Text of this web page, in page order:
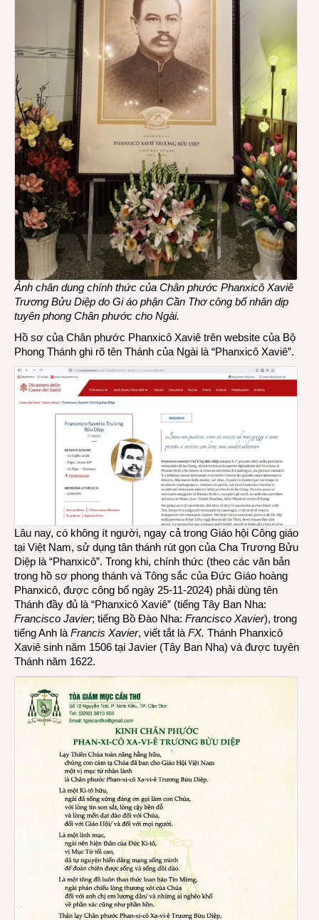
Ảnh chân dung chính thức của Chân phước Phanxicô Xaviê
Trương Bửu Diệp do Gi áo phận Cần Thơ công bố nhân dịp
tuyên phong Chân phước cho Ngài.
Hồ sơ của Chân phước Phanxicô Xaviê trên website của Bộ
Phong Thánh ghi rõ tên Thánh của Ngài là “Phanxicô Xaviê”.
Lâu nay, có không ít người, ngay cả trong Giáo hội Công giáo
tại Việt Nam, sử dụng tân thánh rút gọn của Cha Trương Bửu
Diệp là “Phanxicô”. Trong khi, chính thức (theo các văn bản
trong hồ sơ phong thánh và Tông sắc của Đức Giáo hoàng
Phanxicô, được công bố ngày 25-11-2024) phải dùng tên
Thánh đầy đủ là “Phanxicô Xaviê” (tiếng Tây Ban Nha:
Francisco Javier; tiếng Bồ Đào Nha: Francisco Xavier), trong
tiếng Anh là Francis Xavier, viết tắt là FX. Thánh Phanxicô
Xaviê sinh năm 1506 tại Javier (Tây Ban Nha) và được tuyên
Thánh năm 1622.